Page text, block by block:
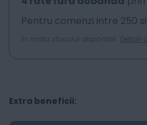
Pentru comenzi intre 250 si
In limita stocului disponibil. Detalii
Extra beneficii: